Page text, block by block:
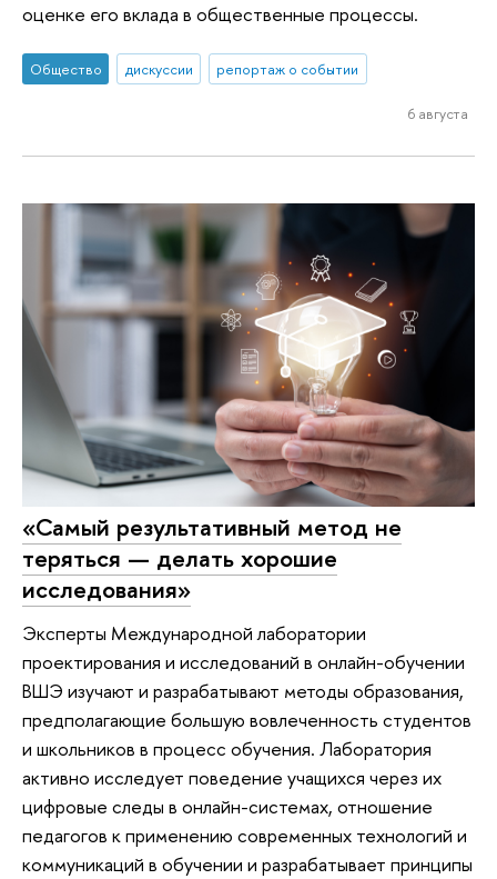
оценке его вклада в общественные процессы.
Общество дискуссии репортаж о событии
6 августа
«Самый результативный метод не
теряться — делать хорошие
исследования»
Эксперты Международной лаборатории
проектирования и исследований в онлайн-обучении
ВШЭ изучают и разрабатывают методы образования,
предполагающие большую вовлеченность студентов
и школьников в процесс обучения. Лаборатория
активно исследует поведение учащихся через их
цифровые следы в онлайн-системах, отношение
педагогов к применению современных технологий и
коммуникаций в обучении и разрабатывает принципы